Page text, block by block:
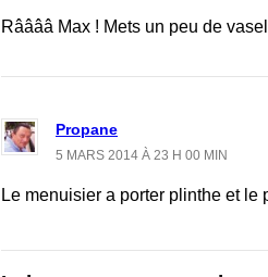
Rââââ Max ! Mets un peu de
Propane
5 MARS 2014 À 23 H 00 MIN
Le menuisier a porter plinthe et le